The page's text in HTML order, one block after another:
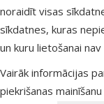
noraidīt visas
sīkdatnes, kuras
un kuru lietošanai
Vairāk informācijas
piekrišanas
Parametriskais filtrs
Atlasītie filtri
Zīmola produkti